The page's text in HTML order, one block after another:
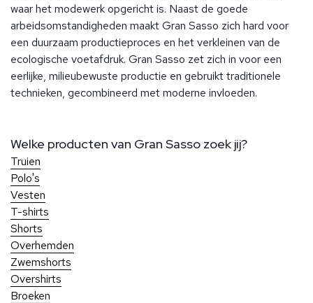
waar het modewerk opgericht is. Naast de goede
arbeidsomstandigheden maakt Gran Sasso zich hard voor
een duurzaam productieproces en het verkleinen van de
ecologische voetafdruk. Gran Sasso zet zich in voor een
eerlijke, milieubewuste productie en gebruikt traditionele
technieken, gecombineerd met moderne invloeden.
Welke producten van Gran Sasso zoek jij?
Truien
Polo's
Vesten
T-shirts
Shorts
Overhemden
Zwemshorts
Overshirts
Broeken